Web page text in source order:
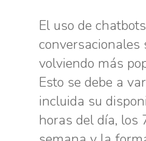
El uso de
conversacionales
volviendo más
Esto se debe a
incluida su
horas del día, los